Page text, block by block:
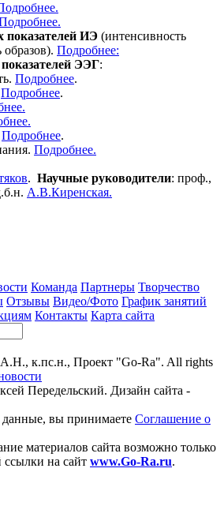
показателей ИЭ (интенсивность
образов). Подробнее:
ЭЭГ:
Подробнее.
Подробнее.
Подробнее.
Подробнее.
. Научные руководители: проф.,
А.В.Киренская.
Команда Партнеры Творчество
Отзывы Видео/Фото График занятий
Контакты Карта сайта
к.пс.н., Проект "Go-Ra". All rights
Передельский. Дизайн сайта -
вы принимаете Соглашение о
материалов сайта возможно только
на сайт www.Go-Ra.ru.